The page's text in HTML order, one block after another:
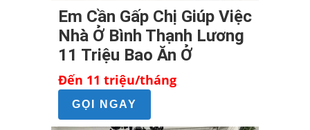
Em Cần Gấp Chị Giúp Việc
Nhà Ở Bình Thạnh Lương
11 Triệu Bao Ăn Ở
Đến 11 triệu/tháng
GỌI NGAY